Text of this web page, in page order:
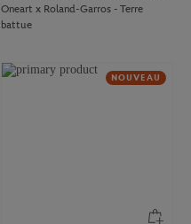
Oneart x Roland-Garros - Terre
battue
NOUVEAU